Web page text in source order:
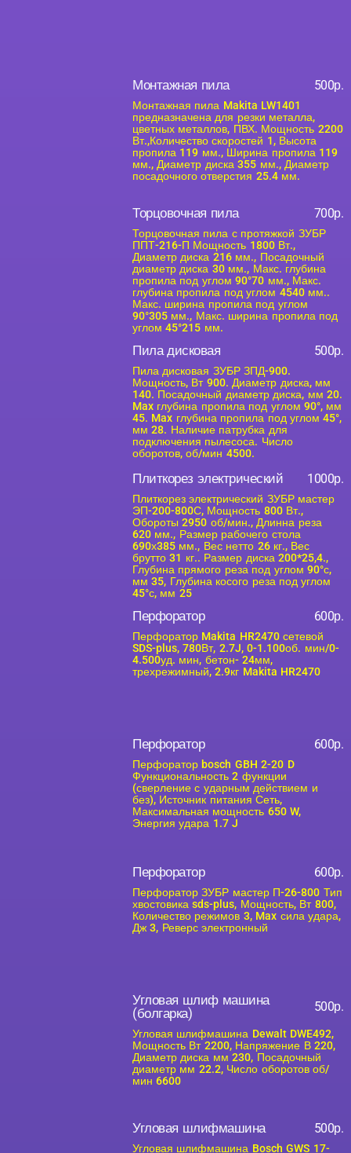
Монтажная пила 500р.
Монтажная пила Makita LW1401
предназначена для резки металла,
цветных металлов, ПВХ. Мощность 2200
Вт.,Количество скоростей 1, Высота
пропила 119 мм., Ширина пропила 119
мм., Диаметр диска 355 мм., Диаметр
посадочного отверстия 25.4 мм.
Торцовочная пила 700р.
Торцовочная пила с протяжкой ЗУБР
ППТ-216-П Мощность 1800 Вт.,
Диаметр диска 216 мм., Посадочный
диаметр диска 30 мм., Макс. глубина
пропила под углом 90°70 мм., Макс.
глубина пропила под углом 4540 мм..
Макс. ширина пропила под углом
90°305 мм., Макс. ширина пропила под
углом 45°215 мм.
Пила дисковая 500р.
Пила дисковая ЗУБР ЗПД-900.
Мощность, Вт 900. Диаметр диска, мм
140. Посадочный диаметр диска, мм 20.
Max глубина пропила под углом 90°, мм
45. Max глубина пропила под углом 45°,
мм 28. Наличие патрубка для
подключения пылесоса. Число
оборотов, об/мин 4500.
Плиткорез электрический 1000р.
Плиткорез электрический ЗУБР мастер
ЭП-200-800С, Мощность 800 Вт.,
Обороты 2950 об/мин., Длинна реза
620 мм., Размер рабочего стола
690х385 мм., Вес нетто 26 кг., Вес
брутто 31 кг.. Размер диска 200*25,4.,
Глубина прямого реза под углом 90°с,
мм 35, Глубина косого реза под углом
45°с, мм 25
Перфоратор 600р.
Перфоратор Makita HR2470 сетевой
SDS-plus, 780Вт, 2.7J, 0-1.100об. мин/0-
4.500уд. мин, бетон- 24мм,
трехрежимный, 2.9кг Makita HR2470
Перфоратор 600р.
Перфоратор bosch GBH 2-20 D
Функциональность 2 функции
(сверление с ударным действием и
без), Источник питания Сеть,
Максимальная мощность 650 W,
Энергия удара 1.7 J
Перфоратор 600р.
Перфоратор ЗУБР мастер П-26-800 Тип
хвостовика sds-plus, Мощность, Вт 800,
Количество режимов 3, Max сила удара,
Дж 3, Реверс электронный
Угловая шлиф машина
(болгарка)
500р.
Угловая шлифмашина Dewalt DWE492,
Мощность Вт 2200, Напряжение В 220,
Диаметр диска мм 230, Посадочный
диаметр мм 22.2, Число оборотов об/
мин 6600
Угловая шлифмашина 500р.
Угловая шлифмашина Bosch GWS 17-